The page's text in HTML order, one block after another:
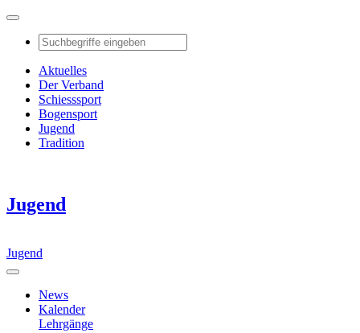
Aktuelles
Der Verband
Schiesssport
Bogensport
Jugend
Tradition
Jugend
Jugend
News
Kalender
Lehrgänge